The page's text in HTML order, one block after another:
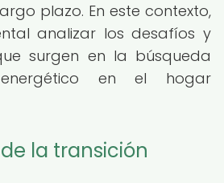
plazo. En este contexto,
analizar los desafíos y
surgen en la búsqueda
en el hogar
la transición